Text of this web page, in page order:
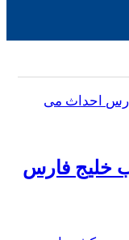
خلیج فارس